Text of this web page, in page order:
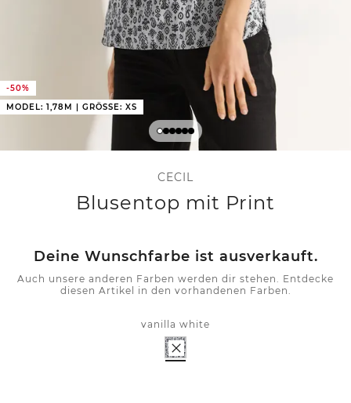
-50%
MODEL: 1,78M | GRÖSSE: XS
CECIL
Blusentop mit Print
Deine Wunschfarbe ist ausverkauft.
Auch unsere anderen Farben werden dir stehen. Entdecke
diesen Artikel in den vorhandenen Farben.
vanilla white